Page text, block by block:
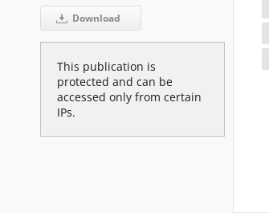
Download
This publication is
protected and can be
accessed only from certain
IPs.